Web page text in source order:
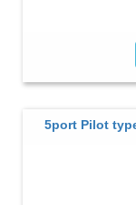
5port Pilot